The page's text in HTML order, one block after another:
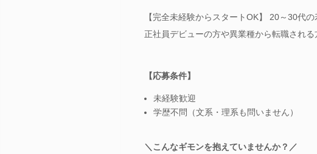
【完全未経験からスタートOK】 20～30代
正社員デビューの方や異業種から転職される
【応募条件】
未経験歓迎
学歴不問（文系・理系も問いません）
＼こんなギモンを抱えていませんか？／